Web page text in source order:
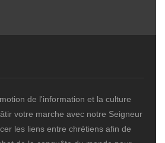
de l'information et la culture
votre marche avec notre Seigneur
les liens entre chrétiens afin de